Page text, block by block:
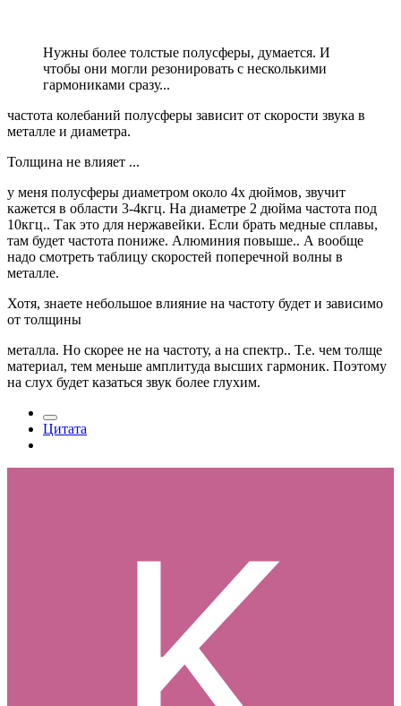
Нужны более толстые полусферы, думается. И
чтобы они могли резонировать с несколькими
гармониками сразу...
частота колебаний полусферы зависит от скорости звука в
металле и диаметра.
Толщина не влияет ...
у меня полусферы диаметром около 4х дюймов, звучит
кажется в области 3-4кгц. На диаметре 2 дюйма частота под
10кгц.. Так это для нержавейки. Если брать медные сплавы,
там будет частота пониже. Алюминия повыше.. А вообще
надо смотреть таблицу скоростей поперечной волны в
металле.
Хотя, знаете небольшое влияние на частоту будет и зависимо
от толщины
металла. Но скорее не на частоту, а на спектр.. Т.е. чем толще
материал, тем меньше амплитуда высших гармоник. Поэтому
на слух будет казаться звук более глухим.
Цитата